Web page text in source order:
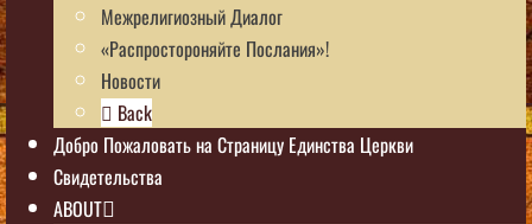
Межрелигиозный Диалог
«Распростороняйте Послания»!
Новости
Back
Добро Пожаловать на Страницу Единства Церкви
Свидетельства
ABOUT